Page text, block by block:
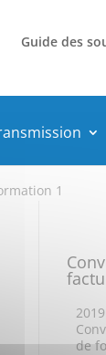
Guide des
1
de